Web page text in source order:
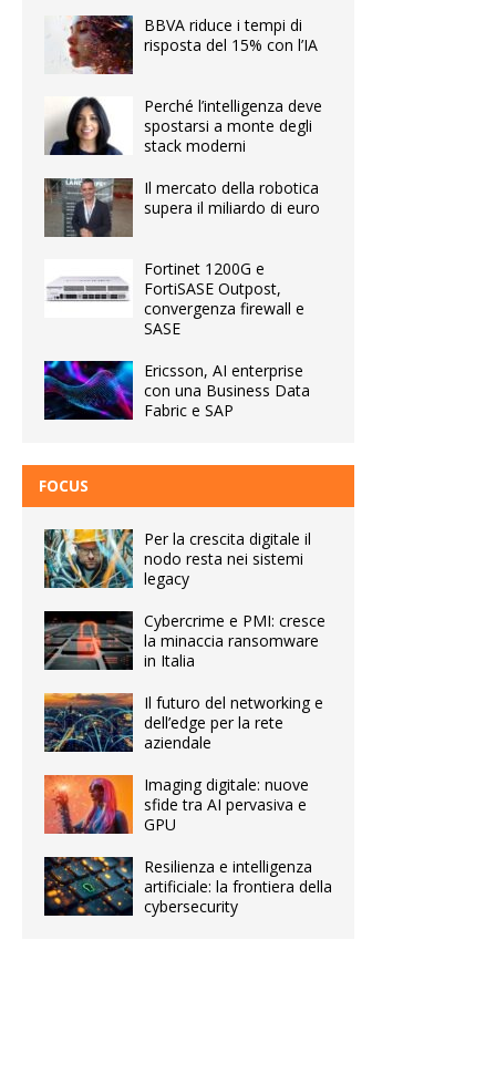
BBVA riduce i tempi di
risposta del 15% con l’IA
Perché l’intelligenza deve
spostarsi a monte degli
stack moderni
Il mercato della robotica
supera il miliardo di euro
Fortinet 1200G e
FortiSASE Outpost,
convergenza firewall e
SASE
Ericsson, AI enterprise
con una Business Data
Fabric e SAP
FOCUS
Per la crescita digitale il
nodo resta nei sistemi
legacy
Cybercrime e PMI: cresce
la minaccia ransomware
in Italia
Il futuro del networking e
dell’edge per la rete
aziendale
Imaging digitale: nuove
sfide tra AI pervasiva e
GPU
Resilienza e intelligenza
artificiale: la frontiera della
cybersecurity